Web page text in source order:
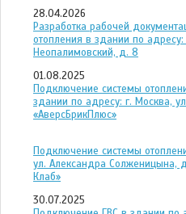
28.04.2026
Разработка рабочей
отопления в здании по
Неопалимовский, д. 8
01.08.2025
Подключение системы
здании по адресу: г. Москва,
«АверсБрикПлюс»
Подключение системы
ул. Александра Солженицына,
Клаб»
30.07.2025